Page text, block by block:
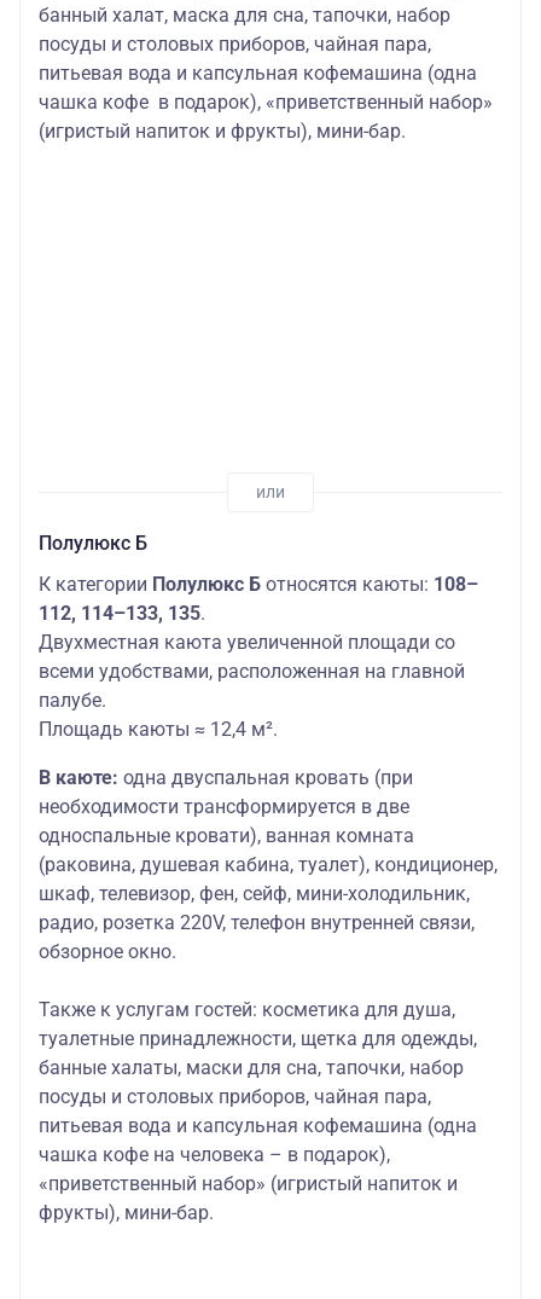
банный халат, маска для сна, тапочки, набор
посуды и столовых приборов, чайная пара,
питьевая вода и капсульная кофемашина (одна
чашка кофе в подарок), «приветственный набор»
(игристый напиток и фрукты), мини-бар.
Полулюкс Б
К категории Полулюкс Б относятся каюты: 108–
112, 114–133, 135.
Двухместная каюта увеличенной площади со
всеми удобствами, расположенная на главной
палубе.
Площадь каюты ≈ 12,4 м².
В каюте: одна двуспальная кровать (при
необходимости трансформируется в две
односпальные кровати), ванная комната
(раковина, душевая кабина, туалет), кондиционер,
шкаф, телевизор, фен, сейф, мини-холодильник,
радио, розетка 220V, телефон внутренней связи,
обзорное окно.
Также к услугам гостей: косметика для душа,
туалетные принадлежности, щетка для одежды,
банные халаты, маски для сна, тапочки, набор
посуды и столовых приборов, чайная пара,
питьевая вода и капсульная кофемашина (одна
чашка кофе на человека – в подарок),
«приветственный набор» (игристый напиток и
фрукты), мини-бар.